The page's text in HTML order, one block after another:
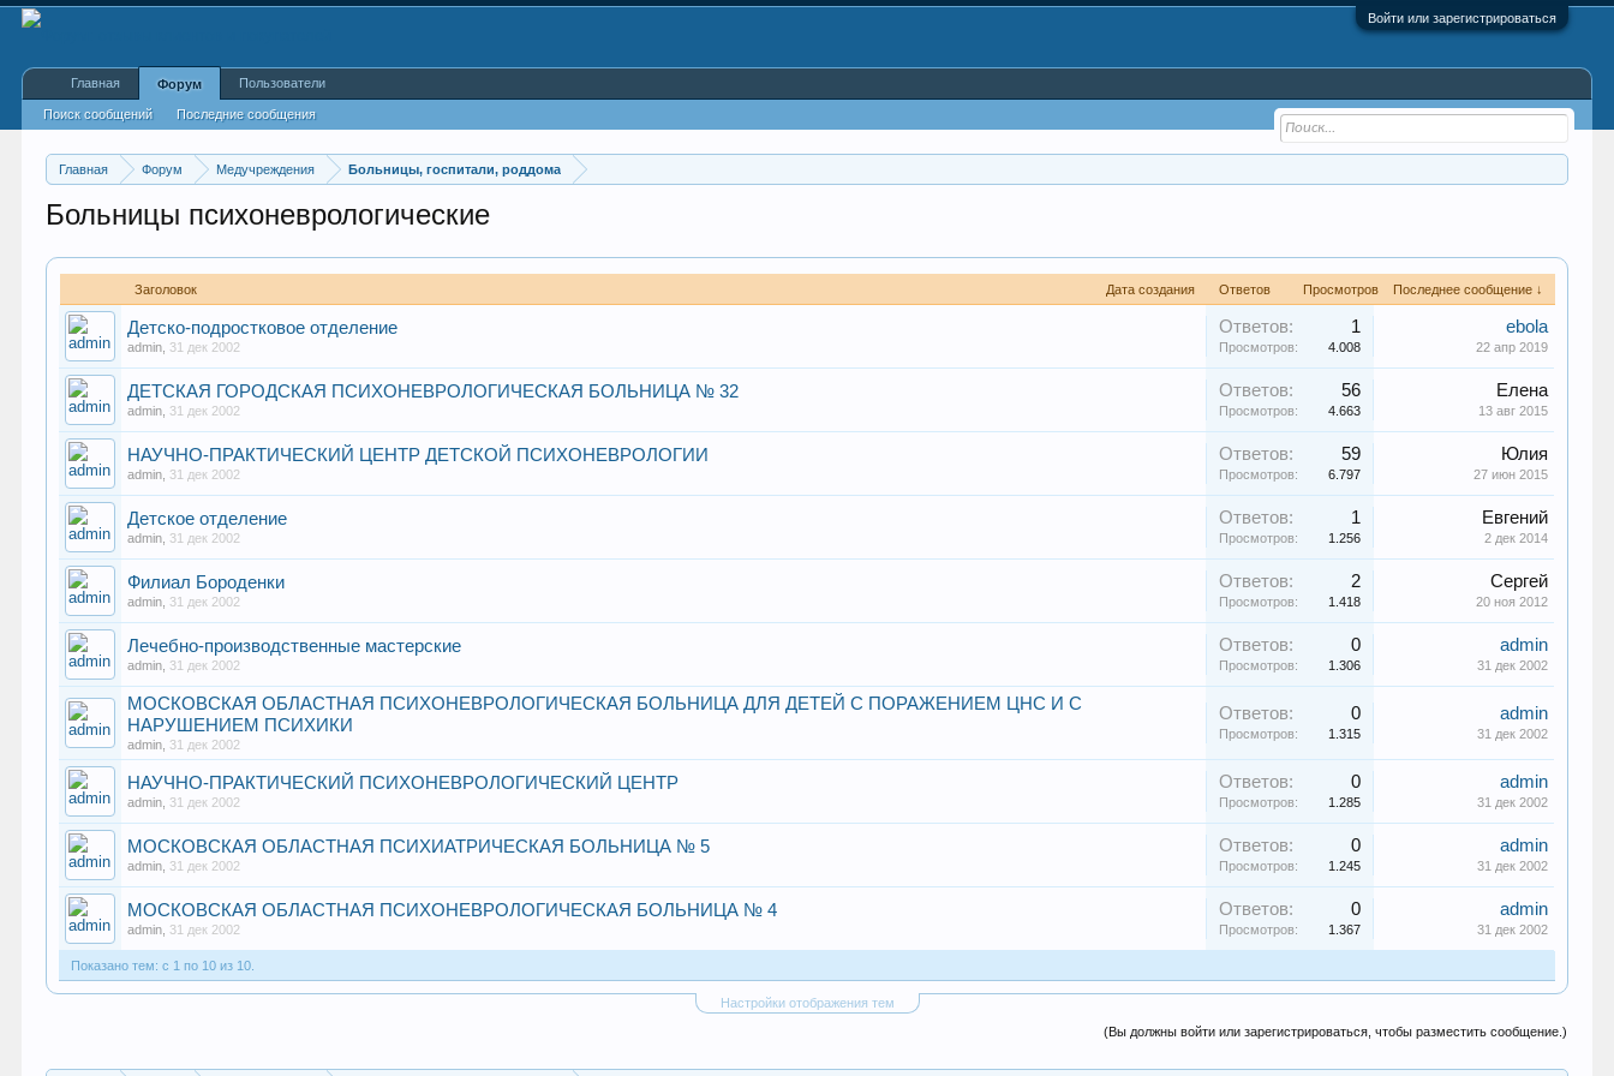
Войти или зарегистрироваться
Главная Форум Медучреждения Больницы, госпитали, роддома
Больницы психоневрологические
Заголовок Дата создания Ответов Просмотров Последнее сообщение ↓
Детско-подростковое отделение
admin 31 дек 2002
Ответов: 1
Просмотров: 4.008
ebola
22 апр 2019
ДЕТСКАЯ ГОРОДСКАЯ ПСИХОНЕВРОЛОГИЧЕСКАЯ БОЛЬНИЦА № 32
admin 31 дек 2002
Ответов: 56
Просмотров: 4.663
Елена
13 авг 2015
НАУЧНО-ПРАКТИЧЕСКИЙ ЦЕНТР ДЕТСКОЙ ПСИХОНЕВРОЛОГИИ
admin 31 дек 2002
Ответов: 59
Просмотров: 6.797
Юлия
27 июн 2015
Детское отделение
admin 31 дек 2002
Ответов: 1
Просмотров: 1.256
Евгений
2 дек 2014
Филиал Бороденки
admin 31 дек 2002
Ответов: 2
Просмотров: 1.418
Сергей
20 ноя 2012
Лечебно-производственные мастерские
admin 31 дек 2002
Ответов: 0
Просмотров: 1.306
admin
31 дек 2002
МОСКОВСКАЯ ОБЛАСТНАЯ ПСИХОНЕВРОЛОГИЧЕСКАЯ БОЛЬНИЦА ДЛЯ ДЕТЕЙ С ПОРАЖЕНИЕМ ЦНС И С
НАРУШЕНИЕМ ПСИХИКИ
admin 31 дек 2002
Ответов: 0
Просмотров: 1.315
admin
31 дек 2002
НАУЧНО-ПРАКТИЧЕСКИЙ ПСИХОНЕВРОЛОГИЧЕСКИЙ ЦЕНТР
admin 31 дек 2002
Ответов: 0
Просмотров: 1.285
admin
31 дек 2002
МОСКОВСКАЯ ОБЛАСТНАЯ ПСИХИАТРИЧЕСКАЯ БОЛЬНИЦА № 5
admin 31 дек 2002
Ответов: 0
Просмотров: 1.245
admin
31 дек 2002
МОСКОВСКАЯ ОБЛАСТНАЯ ПСИХОНЕВРОЛОГИЧЕСКАЯ БОЛЬНИЦА № 4
admin 31 дек 2002
Ответов: 0
Просмотров: 1.367
admin
31 дек 2002
Показано тем: с 1 по 10 из 10.
Настройки отображения тем
(Вы должны войти или зарегистрироваться, чтобы разместить сообщение.)
Главная Форум
Поиск сообщений Последние сообщения
Пользователи